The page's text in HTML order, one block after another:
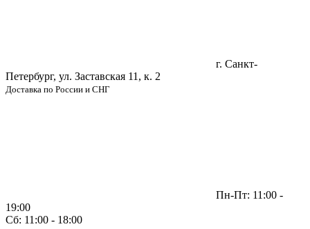
г. Санкт-
Петербург, ул. Заставская 11, к. 2
Доставка по России и СНГ
Пн-Пт: 11:00 -
19:00
Сб: 11:00 - 18:00